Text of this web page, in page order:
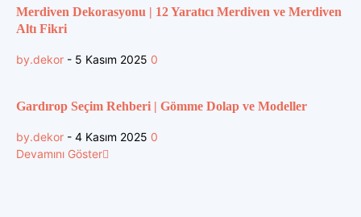
Merdiven Dekorasyonu | 12 Yaratıcı Merdiven ve Merdiven
Altı Fikri
by.dekor - 5 Kasım 2025 0
Gardırop Seçim Rehberi | Gömme Dolap ve Modeller
by.dekor - 4 Kasım 2025 0
Devamını Göster